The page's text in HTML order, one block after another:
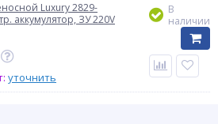
Luxury 2829-
аккумулятор, ЗУ 220V
уточнить
В
наличии